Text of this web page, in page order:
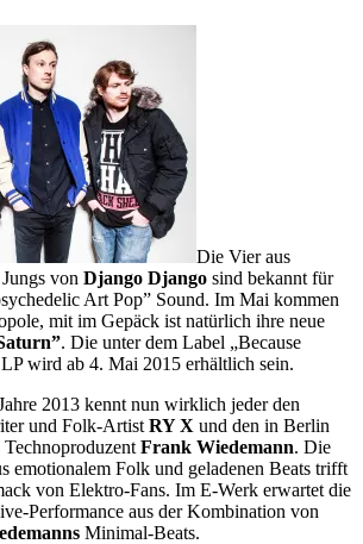
Die Vier aus
von Django Django sind bekannt für
Art Pop” Sound. Im Mai kommen
mit im Gepäck ist natürlich ihre neue
. Die unter dem Label „Because
wird ab 4. Mai 2015 erhältlich sein.
2013 kennt nun wirklich jeder den
und Folk-Artist RY X und den in Berlin
Frank Wiedemann. Die
emotionalem Folk und geladenen Beats trifft
von Elektro-Fans. Im E-Werk erwartet die
Performance aus der Kombination von
Minimal-Beats.